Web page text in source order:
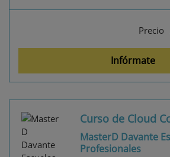
Precio
Infórmate
Curso de Cloud
MasterD Davante
Profesionales